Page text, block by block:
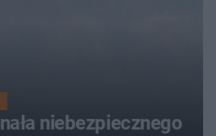
niebezpiecznego